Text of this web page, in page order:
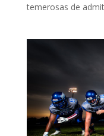
temerosas de